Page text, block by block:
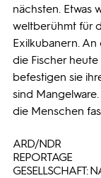
nächsten. Etwas
weltberühmt für
Exilkubanern.
die Fischer
befestigen sie
sind
die Menschen
ARD/NDR
REPORTAGE
GESELLSCHAFT: